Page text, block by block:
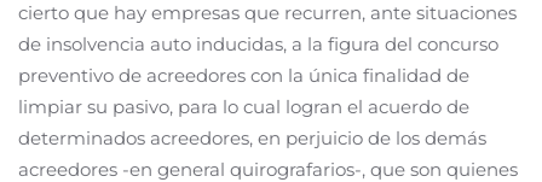
cierto que hay empresas que recurren, ante situaciones
de insolvencia auto inducidas, a la figura del concurso
preventivo de acreedores con la única finalidad de
limpiar su pasivo, para lo cual logran el acuerdo de
determinados acreedores, en perjuicio de los demás
acreedores -en general quirografarios-, que son quienes